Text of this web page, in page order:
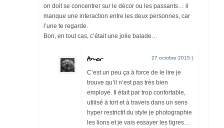
on doit se concentrer sur le décor ou les passants… il
manque une interaction entre les deux personnes, car
l’une te regarde.
Bon, en tout cas, c’était une jolie balade…
Amor 27 octobre 2015 |
C’est un peu ça à force de le lire je
trouve qu’il n’est pas très bien
employé. Il était par trop confortable,
utilisé à tort et à travers dans un sens
hyper restrictif du style je photographie
les lions et je vais essayer les tigres…